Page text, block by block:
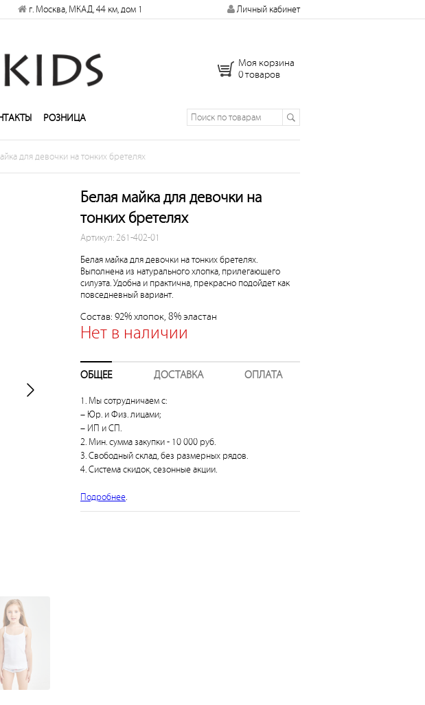
г. Москва, МКАД, 44 км, дом 1 Личный кабинет
Моя корзина
0 товаров
РОЗНИЦА
для девочки на тонких бретелях
Белая майка для девочки на
тонких бретелях
Артикул: 261-402-01
Белая майка для девочки на тонких бретелях.
Выполнена из натурального хлопка, прилегающего
силуэта. Удобна и практична, прекрасно подойдет как
повседневный вариант.
Состав: 92% хлопок, 8% эластан
Нет в наличии
ОБЩЕЕ ДОСТАВКА ОПЛАТА
1. Мы сотрудничаем с:
– Юр. и Физ. лицами;
– ИП и СП.
2. Мин. сумма закупки - 10 000 руб.
3. Свободный склад, без размерных рядов.
4. Система скидок, сезонные акции.
Подробнее.